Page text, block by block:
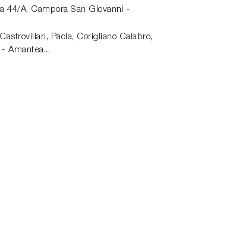
44/A, Campora San Giovanni -
Paola, Corigliano Calabro,
Amantea...